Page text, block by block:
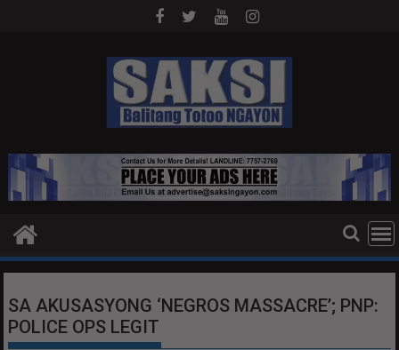
SA AKUSASYONG ‘NEGROS MASSACRE’; PNP:
POLICE OPS LEGIT